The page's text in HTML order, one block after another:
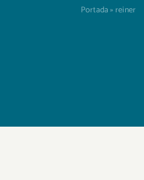
Portada» reiner